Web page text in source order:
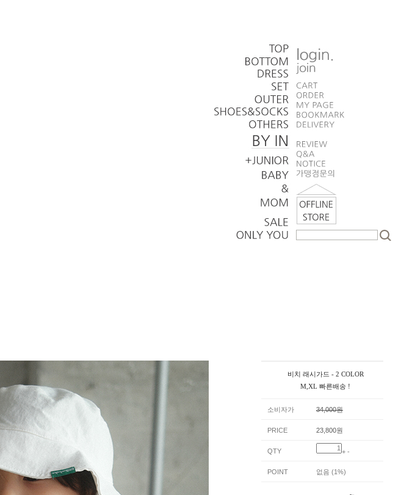
비치 래시가드 - 2 COLOR
M,XL 빠른배송 !
소비자가 34,000원
PRICE 23,800원
QTY + -
POINT 없음 (1%)